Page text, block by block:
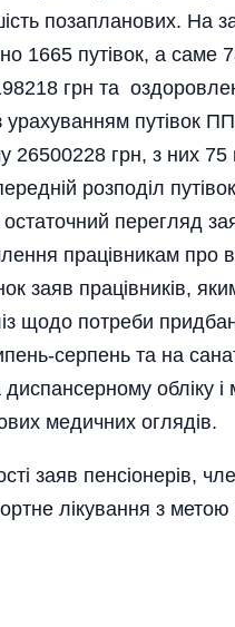
позапланових. На
1665 путівок, а саме
грн та
урахуванням путівок
грн, з них 75
розподіл
остаточний перегляд
працівникам про
заяв працівників,
щодо потреби
серпень та на
обліку і
медичних оглядів.
заяв пенсіонерів,
лікування з